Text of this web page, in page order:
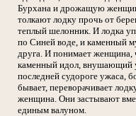
Бурхана и дрожащую
толкают лодку прочь от
теплый шелонник. И лодка
по Синей воде, и каменный
друга. И понимает женщина,
каменный идол, внушающий
последней судороге ужаса,
бывает, переворачивает
женщина. Они застывают
единым валуном.